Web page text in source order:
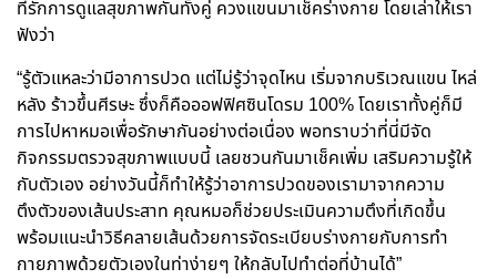
ที่รักการดูแลสุขภาพกันทั้งคู่ ควงแขนมาเช็คร่างกาย โดยเล่าให้เรา
ฟังว่า
“รู้ตัวแหละว่ามีอาการปวด แต่ไม่รู้ว่าจุดไหน เริ่มจากบริเวณแขน ไหล่
หลัง ร้าวขึ้นศีรษะ ซึ่งก็คือออฟฟิศซินโดรม 100% โดยเราทั้งคู่ก็มี
การไปหาหมอเพื่อรักษากันอย่างต่อเนื่อง พอทราบว่าที่นี่มีจัด
กิจกรรมตรวจสุขภาพแบบนี้ เลยชวนกันมาเช็คเพิ่ม เสริมความรู้ให้
กับตัวเอง อย่างวันนี้ก็ทำให้รู้ว่าอาการปวดของเรามาจากความ
ตึงตัวของเส้นประสาท คุณหมอก็ช่วยประเมินความตึงที่เกิดขึ้น
พร้อมแนะนำวิธีคลายเส้นด้วยการจัดระเบียบร่างกายกับการทำ
กายภาพด้วยตัวเองในท่าง่ายๆ ให้กลับไปทำต่อที่บ้านได้”